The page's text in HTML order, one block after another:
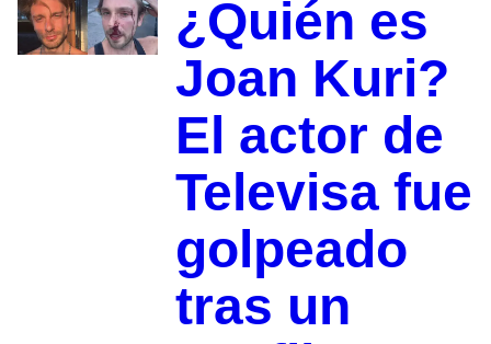
¿Quién es
Joan Kuri?
El actor de
Televisa fue
golpeado
tras un